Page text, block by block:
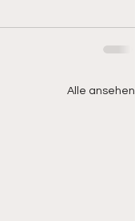
Alle ansehen